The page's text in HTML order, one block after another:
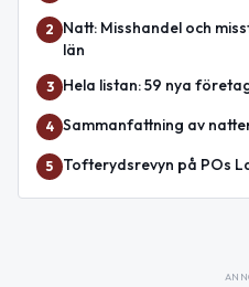
2
Natt: Misshandel och
län
3 Hela listan: 59 nya
4 Sammanfattning av
5 Tofterydsrevyn på POs